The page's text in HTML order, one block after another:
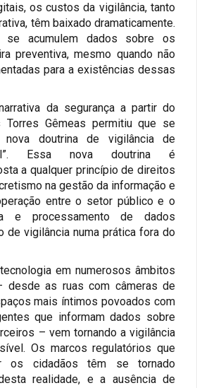
os custos da vigilância, tanto
têm baixado dramaticamente.
se acumulem dados sobre os
preventiva, mesmo quando não
para a existências dessas
da segurança a partir do
Torres Gêmeas permitiu que se
nova doutrina de vigilância de
Essa nova doutrina é
a qualquer princípio de direitos
na gestão da informação e
entre o setor público e o
e processamento de dados
de vigilância numa prática fora do
em numerosos âmbitos
desde as ruas com câmeras de
mais íntimos povoados com
que informam dados sobre
– vem tornando a vigilância
Os marcos regulatórios que
os cidadãos têm se tornado
realidade, e a ausência de